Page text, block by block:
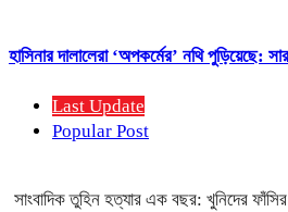
হাসিনার দালালেরা ‘অপকর্মের’ নথি পুড়িয়েছে:
Last Update
Popular Post
সাংবাদিক তুহিন হত্যার এক বছর: খুনিদের